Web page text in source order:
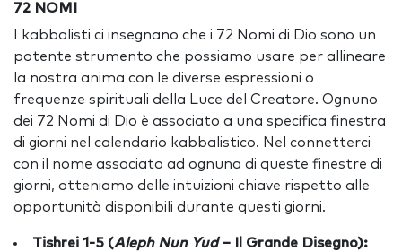
72 NOMI
I kabbalisti ci insegnano che i 72 Nomi di Dio sono un
potente strumento che possiamo usare per allineare
la nostra anima con le diverse espressioni o
frequenze spirituali della Luce del Creatore. Ognuno
dei 72 Nomi di Dio è associato a una specifica finestra
di giorni nel calendario kabbalistico. Nel connetterci
con il nome associato ad ognuna di queste finestre di
giorni, otteniamo delle intuizioni chiave rispetto alle
opportunità disponibili durante questi giorni.
Tishrei 1-5 (Aleph Nun Yud– Il Grande Disegno):